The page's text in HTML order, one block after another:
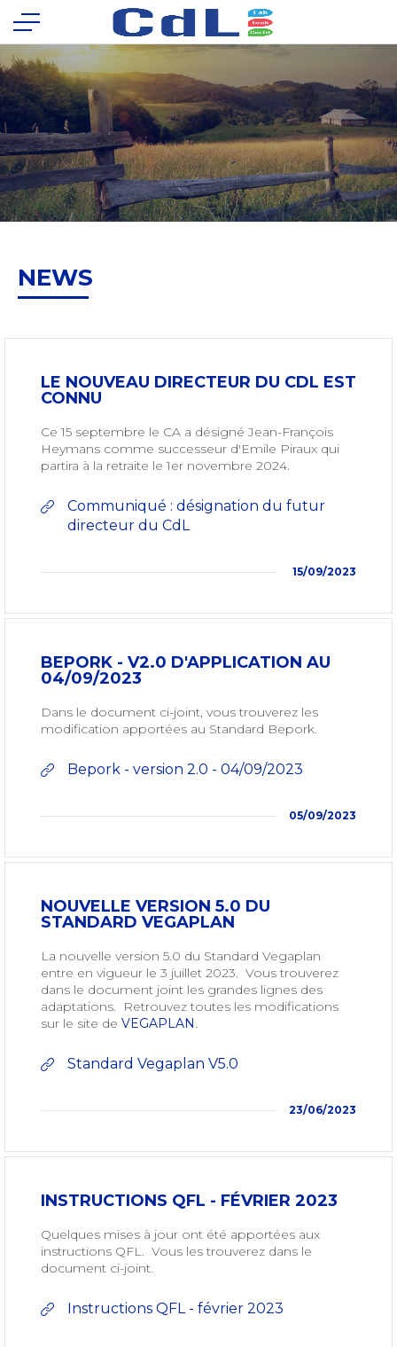
NEWS
LE NOUVEAU DIRECTEUR DU CDL EST
CONNU
Ce 15 septembre le CA a désigné Jean-François
Heymans comme successeur d'Emile Piraux qui
partira à la retraite le 1er novembre 2024.
Communiqué : désignation du futur
directeur du CdL
15/09/2023
BEPORK - V2.0 D'APPLICATION AU
04/09/2023
Dans le document ci-joint, vous trouverez les
modification apportées au Standard Bepork.
Bepork - version 2.0 - 04/09/2023
05/09/2023
NOUVELLE VERSION 5.0 DU
STANDARD VEGAPLAN
La nouvelle version 5.0 du Standard Vegaplan
entre en vigueur le 3 juillet 2023. Vous trouverez
dans le document joint les grandes lignes des
adaptations. Retrouvez toutes les modifications
sur le site de VEGAPLAN.
Standard Vegaplan V5.0
23/06/2023
INSTRUCTIONS QFL - FÉVRIER 2023
Quelques mises à jour ont été apportées aux
instructions QFL. Vous les trouverez dans le
document ci-joint.
Instructions QFL - février 2023